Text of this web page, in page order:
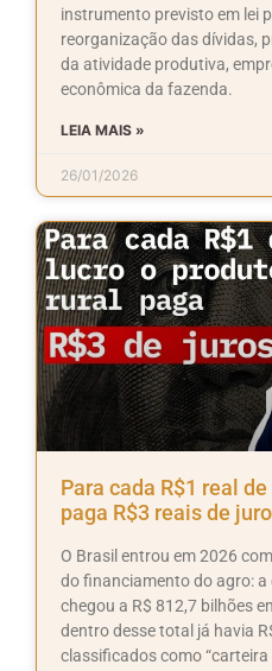
instrumento previsto em lei
reorganização das dívidas,
da atividade produtiva,
econômica da fazenda.
LEIA MAIS »
26/01/2026
Para cada R$1 real
paga R$3 reais de
O Brasil entrou em 2026
do financiamento do agro: a
chegou a R$ 812,7 bilhões
dentro desse total já havia
classificados como “carteira